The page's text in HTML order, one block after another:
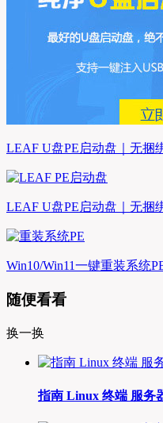
LEAF U盘PE启动盘｜无捆
LEAF U盘PE启动盘｜无捆
Win10/Win11一键重装系统
随便看看
换一换
指南 Linux 终端 服务